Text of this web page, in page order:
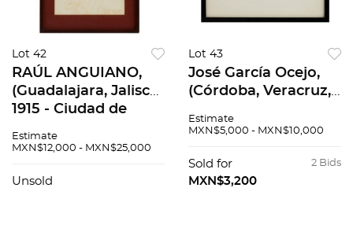
Lot 42
RAÚL ANGUIANO,
(Guadalajara, Jalisco,
1915 - Ciudad de
título, Tinta sobre
fechada 1965, 49.5 x
Estimate
MXN$12,000 - MXN$25,000
Unsold
Lot 43
José García Ocejo,
(Córdoba, Veracruz,
México, 2019) Sin
firmado y fechado
77. P.A., 15 x 22 cm
Estimate
MXN$5,000 - MXN$10,000
2 Bids
Sold for
MXN$3,200